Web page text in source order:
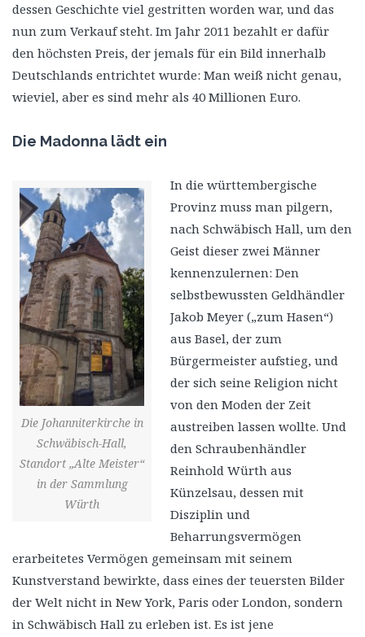
dessen Geschichte viel gestritten worden war, und das
nun zum Verkauf steht. Im Jahr 2011 bezahlt er dafür
den höchsten Preis, der jemals für ein Bild innerhalb
Deutschlands entrichtet wurde: Man weiß nicht genau,
wieviel, aber es sind mehr als 40 Millionen Euro.
Die Madonna lädt ein
Die Johanniterkirche in
Schwäbisch-Hall,
Standort „Alte Meister“
in der Sammlung
Würth
In die württembergische
Provinz muss man pilgern,
nach Schwäbisch Hall, um den
Geist dieser zwei Männer
kennenzulernen: Den
selbstbewussten Geldhändler
Jakob Meyer („zum Hasen“)
aus Basel, der zum
Bürgermeister aufstieg, und
der sich seine Religion nicht
von den Moden der Zeit
austreiben lassen wollte. Und
den Schraubenhändler
Reinhold Würth aus
Künzelsau, dessen mit
Disziplin und
Beharrungsvermögen
erarbeitetes Vermögen gemeinsam mit seinem
Kunstverstand bewirkte, dass eines der teuersten Bilder
der Welt nicht in New York, Paris oder London, sondern
in Schwäbisch Hall zu erleben ist. Es ist jene